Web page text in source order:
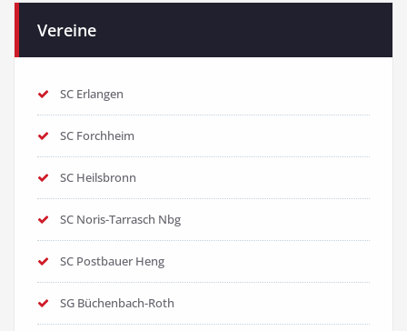
Vereine
SC Erlangen
SC Forchheim
SC Heilsbronn
SC Noris-Tarrasch Nbg
SC Postbauer Heng
SG Büchenbach-Roth